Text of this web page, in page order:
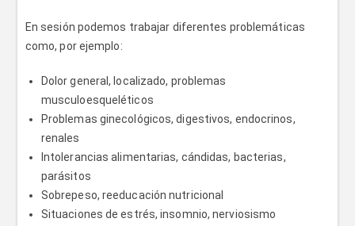
En sesión podemos trabajar diferentes problemáticas
como, por ejemplo:
Dolor general, localizado, problemas
musculoesqueléticos
Problemas ginecológicos, digestivos, endocrinos,
renales
Intolerancias alimentarias, cándidas, bacterias,
parásitos
Sobrepeso, reeducación nutricional
Situaciones de estrés, insomnio, nerviosismo